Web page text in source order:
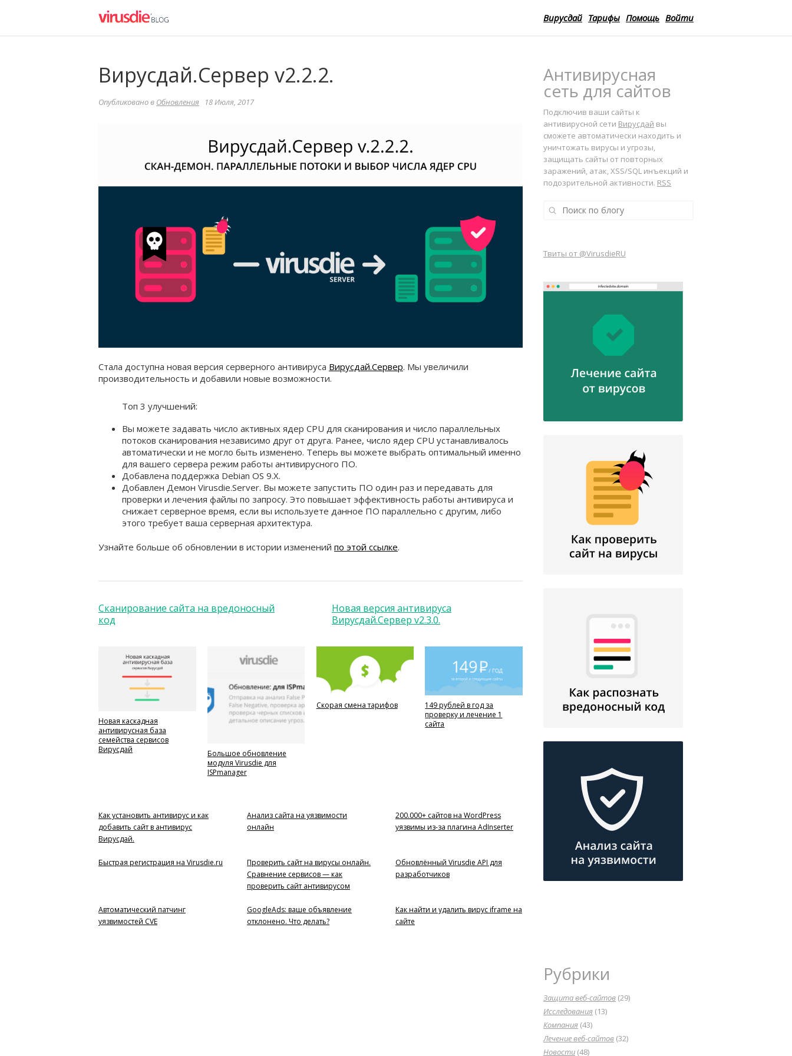
Вирусдай Тарифы Помощь Войти
Вирусдай.Сервер v2.2.2.
Опубликовано в Обновления 18 Июля, 2017
Стала доступна новая версия серверного антивируса Вирусдай.Сервер. Мы увеличили
производительность и добавили новые возможности.
Топ 3 улучшений:
Вы можете задавать число активных ядер CPU для сканирования и число параллельных
потоков сканирования независимо друг от друга. Ранее, число ядер CPU устанавливалось
автоматически и не могло быть изменено. Теперь вы можете выбрать оптимальный именно
для вашего сервера режим работы антивирусного ПО.
Добавлена поддержка Debian OS 9.X.
Добавлен Демон Virusdie.Server. Вы можете запустить ПО один раз и передавать для
проверки и лечения файлы по запросу. Это повышает эффективность работы антивируса и
снижает серверное время, если вы используете данное ПО параллельно с другим, либо
этого требует ваша серверная архитектура.
Узнайте больше об обновлении в истории изменений по этой ссылке.
Сканирование сайта на вредоносный
код
Новая версия антивируса
Вирусдай.Сервер v2.3.0.
Новая каскадная
антивирусная база
семейства сервисов
Вирусдай
Большое обновление
модуля Virusdie для
ISPmanager
Скорая смена тарифов
149 рублей в год за
проверку и лечение 1
сайта
Как установить антивирус и как
добавить сайт в антивирус
Вирусдай.
Анализ сайта на уязвимости
онлайн
200.000+ сайтов на WordPress
уязвимы из-за плагина AdInserter
Быстрая регистрация на Virusdie.ru
Проверить сайт на вирусы онлайн.
Сравнение сервисов — как
проверить сайт антивирусом
Обновлённый Virusdie API для
разработчиков
Автоматический патчинг
уязвимостей CVE
GoogleAds: ваше объявление
отклонено. Что делать?
Как найти и удалить вирус iframe на
сайте
Антивирусная
сеть для сайтов
Подключив ваши сайты к
антивирусной сети Вирусдай вы
сможете автоматически находить и
уничтожать вирусы и угрозы,
защищать сайты от повторных
заражений, атак, XSS/SQL инъекций и
подозрительной активности. RSS
Твиты от @VirusdieRU
Рубрики
Защита веб-сайтов (29)
Исследования (13)
Компания (43)
Лечение веб-сайтов (32)
Новости (48)